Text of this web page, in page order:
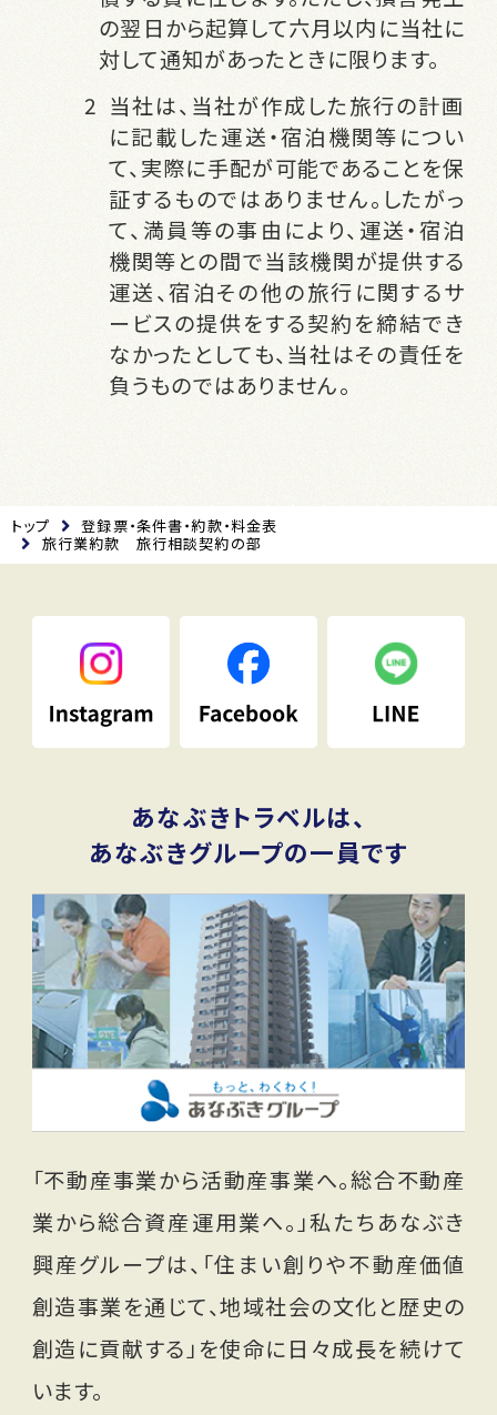
の翌日から起算して六月以内に当社に
対して通知があったときに限ります。
当社は、当社が作成した旅行の計画
に記載した運送・宿泊機関等につい
て、実際に手配が可能であることを保
証するものではありません。したがっ
て、満員等の事由により、運送・宿泊
機関等との間で当該機関が提供する
運送、宿泊その他の旅行に関するサ
ービスの提供をする契約を締結でき
なかったとしても、当社はその責任を
負うものではありません。
トップ
登録票・条件書・約款・料金表
旅行業約款 旅行相談契約の部
あなぶきトラベルは、
あなぶきグループの一員です
「不動産事業から活動産事業へ。総合不動産
業から総合資産運用業へ。」私たちあなぶき
興産グループは、「住まい創りや不動産価値
創造事業を通じて、地域社会の文化と歴史の
創造に貢献する」を使命に日々成長を続けて
います。